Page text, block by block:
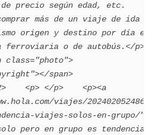
precio según edad, etc.
más de un viaje de ida y
origen y destino por día en
ferroviaria o de autobús.</p>
span>
<p> </p>    <p><a
viajes/2024020524864
viajes-solos-en-grupo/">
pero en grupo es tendencia